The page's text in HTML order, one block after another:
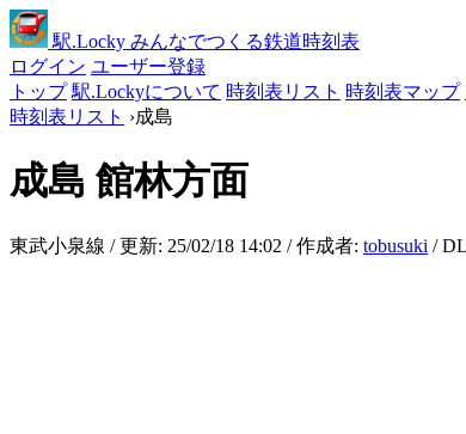
駅.Locky みんなでつくる鉄道時刻表
ログイン ユーザー登録
トップ 駅.Lockyについて 時刻表リスト 時刻表マップ
時刻表リスト ›成島
成島 館林方面
東武小泉線 / 更新: 25/02/18 14:02 / 作成者: tobusuki /